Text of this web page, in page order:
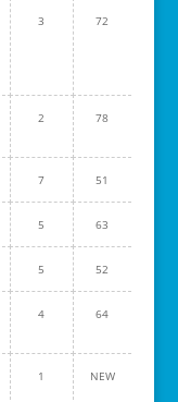
3 72
2 78
7 51
5 63
5 52
4 64
1 NEW